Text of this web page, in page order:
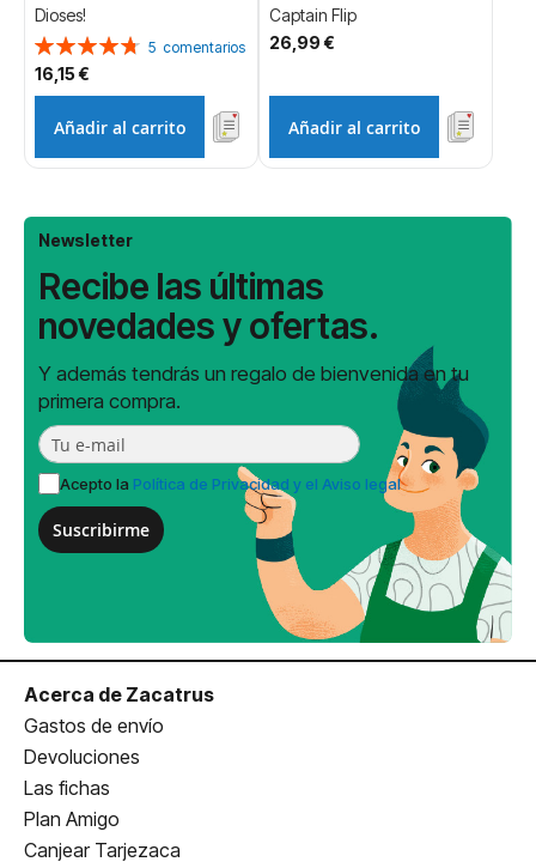
Dioses!
Valoración:
96%
5 comentarios
16,15 €
Añadir al carrito
Captain Flip
26,99 €
Añadir al carrito
Newsletter
Recibe las últimas
novedades y ofertas.
Y además tendrás un regalo de bienvenida en tu
primera compra.
Acepto la Política de Privacidad y el Aviso legal
Suscribirme
Acerca de Zacatrus
Gastos de envío
Devoluciones
Las fichas
Plan Amigo
Canjear Tarjezaca